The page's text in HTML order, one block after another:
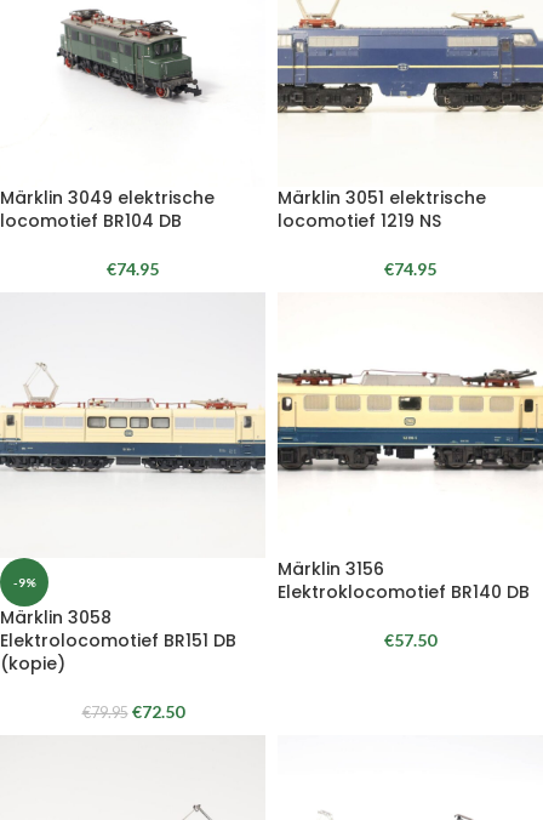
Märklin 3049 elektrische
locomotief BR104 DB
€74.95
Märklin 3051 elektrische
locomotief 1219 NS
€74.95
-9%
Märklin 3058
Elektrolocomotief BR151 DB
(kopie)
€79.95 €72.50
Märklin 3156
Elektroklocomotief BR140 DB
€57.50